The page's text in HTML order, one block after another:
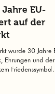
EU-
auf der